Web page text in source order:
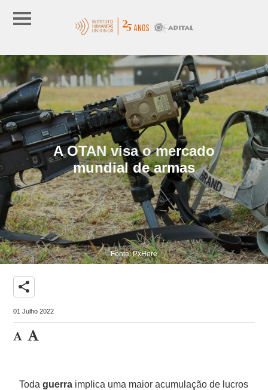
A OTAN visa o mercado
mundial de armas
Fonte: PxHere
share
01 Julho 2022
Todaguerra implica uma maior acumulação de lucros